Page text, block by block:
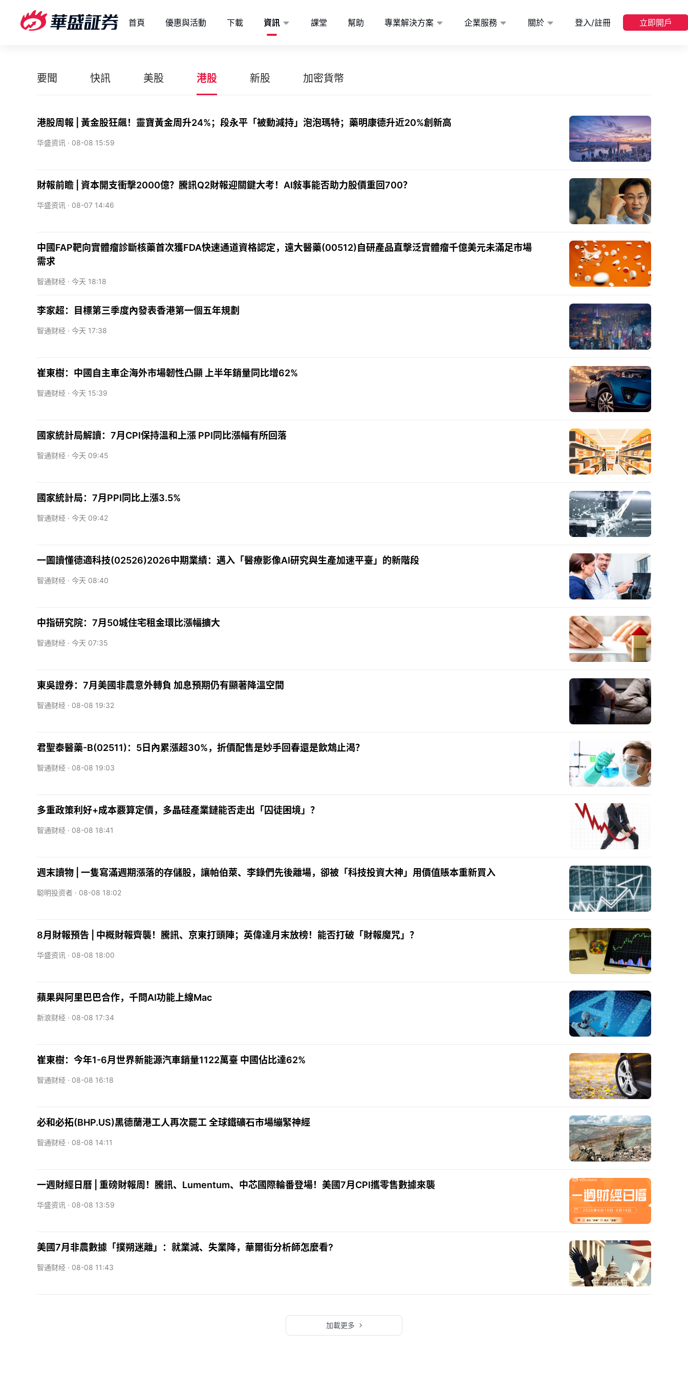
首頁 優惠與活動 下載 資訊 課堂 幫助 專業解決方案 企業服務 關於 登入/註冊 立即開戶
要聞 快訊 美股 港股 新股 加密貨幣
港股周報 | 黃金股狂飆！靈寶黃金周升24%；段永平「被動減持」泡泡瑪特；藥明康德升近20%創新高
华盛资讯 · 08-08 15:59
財報前瞻 | 資本開支衝擊2000億？騰訊Q2財報迎關鍵大考！AI敍事能否助力股價重回700？
华盛资讯 · 08-07 14:46
中國FAP靶向實體瘤診斷核藥首次獲FDA快速通道資格認定，遠大醫藥(00512)自研產品直擊泛實體瘤千億美元未滿足市場
需求
智通财经 · 今天 18:18
李家超：目標第三季度內發表香港第一個五年規劃
智通财经 · 今天 17:38
崔東樹：中國自主車企海外市場韌性凸顯 上半年銷量同比增62%
智通财经 · 今天 15:39
國家統計局解讀：7月CPI保持溫和上漲 PPI同比漲幅有所回落
智通财经 · 今天 09:45
國家統計局：7月PPI同比上漲3.5%
智通财经 · 今天 09:42
一圖讀懂德適科技(02526)2026中期業績：邁入「醫療影像AI研究與生產加速平臺」的新階段
智通财经 · 今天 08:40
中指研究院：7月50城住宅租金環比漲幅擴大
智通财经 · 今天 07:35
東吳證券：7月美國非農意外轉負 加息預期仍有顯著降溫空間
智通财经 · 08-08 19:32
君聖泰醫藥-B(02511)：5日內累漲超30%，折價配售是妙手回春還是飲鴆止渴？
智通财经 · 08-08 19:03
多重政策利好+成本覈算定價，多晶硅產業鏈能否走出「囚徒困境」？
智通财经 · 08-08 18:41
週末讀物 | 一隻寫滿週期漲落的存儲股，讓帕伯萊、李錄們先後離場，卻被「科技投資大神」用價值賬本重新買入
聪明投资者 · 08-08 18:02
8月財報預告 | 中概財報齊襲！騰訊、京東打頭陣；英偉達月末放榜！能否打破「財報魔咒」？
华盛资讯 · 08-08 18:00
蘋果與阿里巴巴合作，千問AI功能上線Mac
新浪财经 · 08-08 17:34
崔東樹：今年1-6月世界新能源汽車銷量1122萬臺 中國佔比達62%
智通财经 · 08-08 16:18
必和必拓(BHP.US)黑德蘭港工人再次罷工 全球鐵礦石市場繃緊神經
智通财经 · 08-08 14:11
一週財經日曆 | 重磅財報周！騰訊、Lumentum、中芯國際輪番登場！美國7月CPI攜零售數據來襲
华盛资讯 · 08-08 13:59
美國7月非農數據「撲朔迷離」：就業減、失業降，華爾街分析師怎麼看?
智通财经 · 08-08 11:43
加載更多